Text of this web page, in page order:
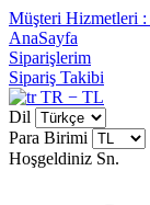
Müşteri Hizmetleri :
AnaSayfa
Siparişlerim
Sipariş Takibi
TR − TL
Dil
Para Birimi
Hoşgeldiniz Sn.